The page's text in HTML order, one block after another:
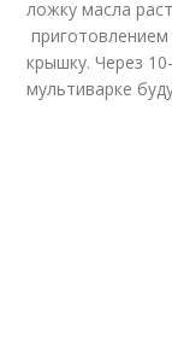
ложку масла
крышку. Через
мультиварке